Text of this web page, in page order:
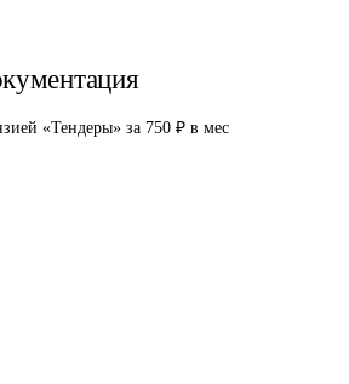
«Тендеры» за 750 ₽ в мес